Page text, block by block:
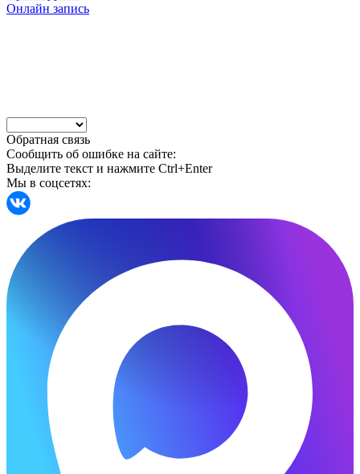
Онлайн запись
Обратная связь
Сообщить об ошибке на сайте:
Выделите текст и нажмите Ctrl+Enter
Мы в соцсетях: